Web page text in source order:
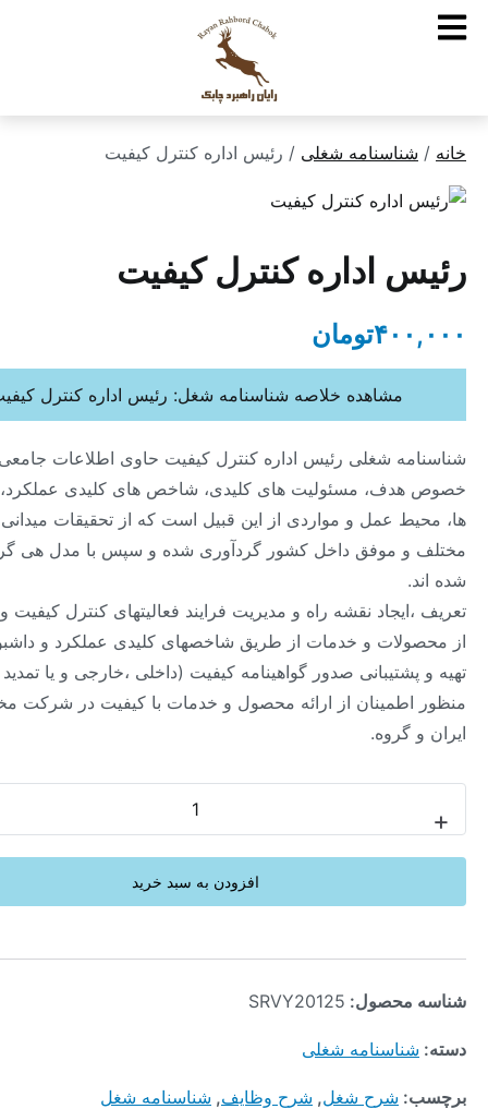
شغلی/ رئیس اداره کنترل کیفیت
اداره کنترل کیفیت
تومان
شغلی رئیس اداره کنترل کیفیت حاوی اطلاعات جامعی در
مسئولیت های کلیدی، شاخص های کلیدی عملکرد، شایستگی
عمل و مواردی از این قبیل است که از تحقیقات میدانی در صنایع
موفق داخل کشور گردآوری شده و سپس با مدل هی گروپ تحلیل
نقشه راه و مدیریت فرایند فعالیتهای کنترل کیفیت و بازرسی
و خدمات از طریق شاخصهای کلیدی عملکرد و داشبوردهاو
صدور گواهینامه کیفیت (داخلی ،خارجی و یا تمدید ان) به
از ارائه محصول و خدمات با کیفیت در شرکت مخابرات
مشاهده خلاصه شناسنامه شغل: رئیس اداره کنترل کیفیت
افزودن به سبد خرید
محصول:SRVY20125
شغلی
شرح شغل ,شرح وظایف, شناسنامه شغل